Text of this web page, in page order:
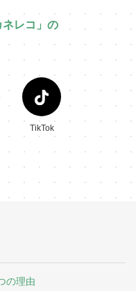
レコ」の
TikTok
の理由